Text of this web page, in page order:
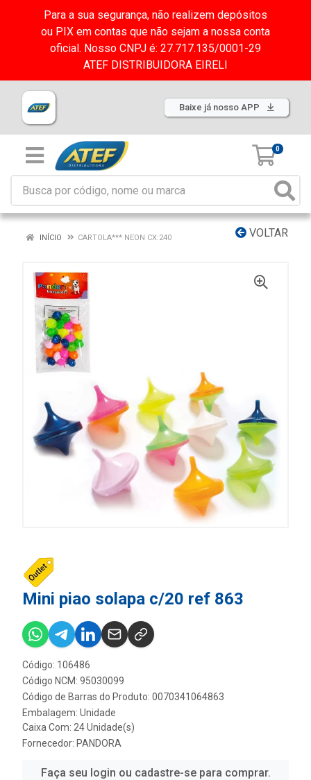
Para a sua segurança, não realizem depósitos
ou PIX em contas que não sejam a nossa conta
oficial. Nosso CNPJ é: 27.717.135/0001-29
ATEF DISTRIBUIDORA EIRELI
Baixe já nosso APP
0
VOLTAR
INÍCIO CARTOLA*** NEON CX:240
Mini piao solapa c/20 ref 863
Código: 106486
Código NCM: 95030099
Código de Barras do Produto: 0070341064863
Embalagem: Unidade
Caixa Com: 24 Unidade(s)
Fornecedor: PANDORA
Faça seu login ou cadastre-se para comprar.